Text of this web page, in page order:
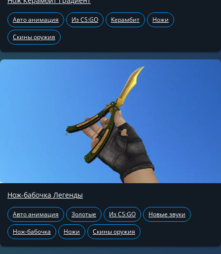
Авто анимация Из CS:GO Керамбит Ножи
Скины оружия
Нож-бабочка Легенды
Авто анимация Золотые Из CS:GO Новые звуки
Нож-бабочка Ножи Скины оружия